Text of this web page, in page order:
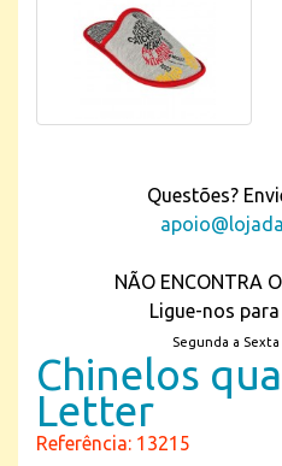
Questões?
NÃO ENCONTRA
Ligue-nos
Segunda a Sexta
Chinelos
Letter
Referência: 13215